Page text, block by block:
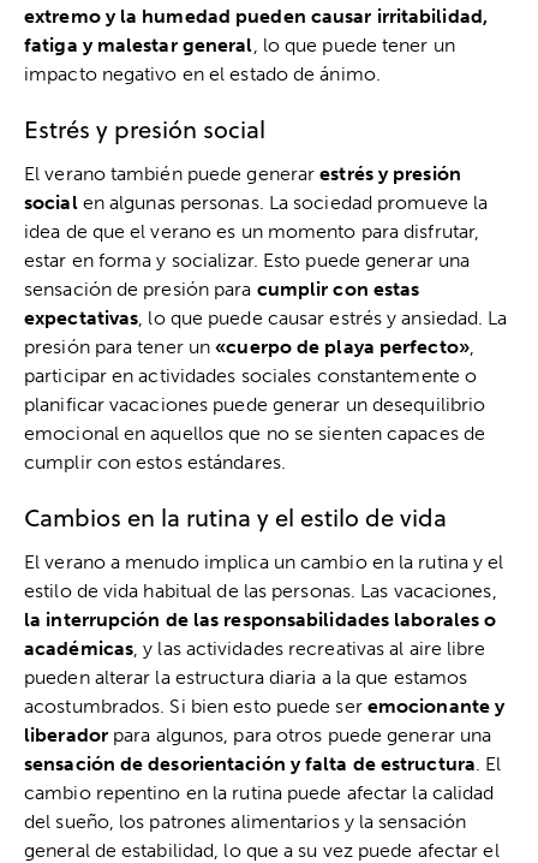
extremo y la humedad pueden causar irritabilidad,
fatiga y malestar general, lo que puede tener un
impacto negativo en el estado de ánimo.
Estrés y presión social
El verano también puede generarestrés y presión
socialen algunas personas. La sociedad promueve la
idea de que el verano es un momento para disfrutar,
estar en forma y socializar. Esto puede generar una
sensación de presión para cumplir con estas
expectativas, lo que puede causar estrés y ansiedad. La
presión para tener un«cuerpo de playa perfecto»,
participar en actividades sociales constantemente o
planificar vacaciones puede generar un desequilibrio
emocional en aquellos que no se sienten capaces de
cumplir con estos estándares.
Cambios en la rutina y el estilo de vida
El verano a menudo implica un cambio en la rutina y el
estilo de vida habitual de las personas. Las vacaciones,
la interrupción de las responsabilidades laborales o
académicas, y las actividades recreativas al aire libre
pueden alterar la estructura diaria a la que estamos
acostumbrados. Si bien esto puede ser emocionante y
liberadorpara algunos, para otros puede generar una
sensación de desorientación y falta de estructura. El
cambio repentino en la rutina puede afectar la calidad
del sueño, los patrones alimentarios y la sensación
general de estabilidad, lo que a su vez puede afectar el